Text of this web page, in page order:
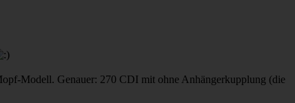
Modell. Genauer: 270 CDI mit ohne Anhängerkupplung (die